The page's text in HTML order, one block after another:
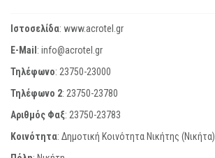
Ιστοσελίδα: www.acrotel.gr
E-Mail: info@acrotel.gr
Τηλέφωνο: 23750-23000
Τηλέφωνο 2: 23750-23780
Αριθμός Φαξ: 23750-23783
Κοινότητα: Δημοτική Κοινότητα Νικήτης (Νικήτα)